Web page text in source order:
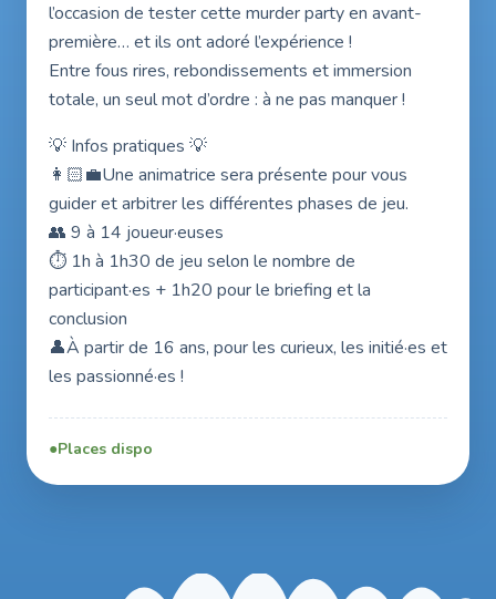
l’occasion de tester cette murder party en avant-
première… et ils ont adoré l’expérience !
Entre fous rires, rebondissements et immersion
totale, un seul mot d’ordre : à ne pas manquer !
💡 Infos pratiques 💡
👩🏻‍💼Une animatrice sera présente pour vous
guider et arbitrer les différentes phases de jeu.
👥 9 à 14 joueur·euses
⏱️ 1h à 1h30 de jeu selon le nombre de
participant·es + 1h20 pour le briefing et la
conclusion
👤À partir de 16 ans, pour les curieux, les initié·es et
les passionné·es !
Places dispo